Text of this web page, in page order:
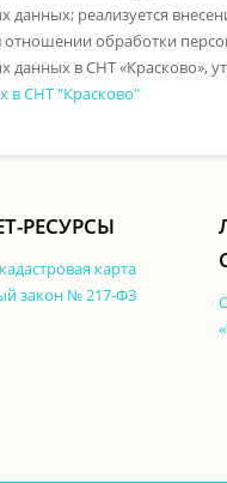
реализуется
обработки
в СНТ
в СНТ "Красково"
РЕСУРСЫ
карта
закон № 217-ФЗ